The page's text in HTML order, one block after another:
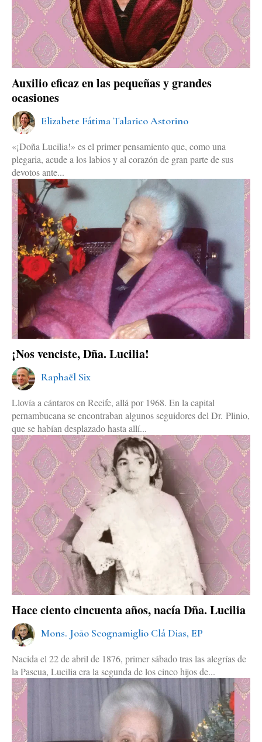
Auxilio eficaz en las pequeñas y grandes
ocasiones
Elizabete Fátima Talarico Astorino
«¡Doña Lucilia!» es el primer pensamiento que, como una
plegaria, acude a los labios y al corazón de gran parte de sus
devotos ante...
¡Nos venciste, Dña. Lucilia!
Raphaël Six
Llovía a cántaros en Recife, allá por 1968. En la capital
pernambucana se encontraban algunos seguidores del Dr. Plinio,
que se habían desplazado hasta allí...
Hace ciento cincuenta años, nacía Dña. Lucilia
Mons. João Scognamiglio Clá Dias, EP
Nacida el 22 de abril de 1876, primer sábado tras las alegrías de
la Pascua, Lucilia era la segunda de los cinco hijos de...